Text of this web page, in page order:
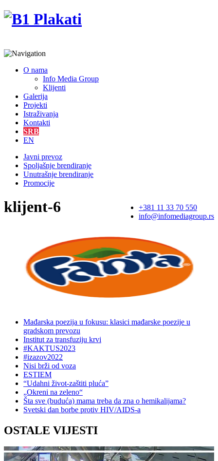
O nama
Info Media Group
Klijenti
Galerija
Projekti
Istraživanja
Kontakti
SRB
EN
Javni prevoz
Spoljašnje brendiranje
Unutrašnje brendiranje
Promocije
+381 11 33 70 550
info@infomediagroup.rs
klijent-6
Mađarska poezija u fokusu: klasici mađarske poezije u
gradskom prevozu
Institut za transfuziju krvi
#KAKTUS2023
#izazov2022
Nisi brži od voza
ESTIEM
“Udahni život-zaštiti pluća”
„Okreni na zeleno“
Šta sve (buduća) mama treba da zna o hemikalijama?
Svetski dan borbe protiv HIV/AIDS-a
OSTALE VIJESTI